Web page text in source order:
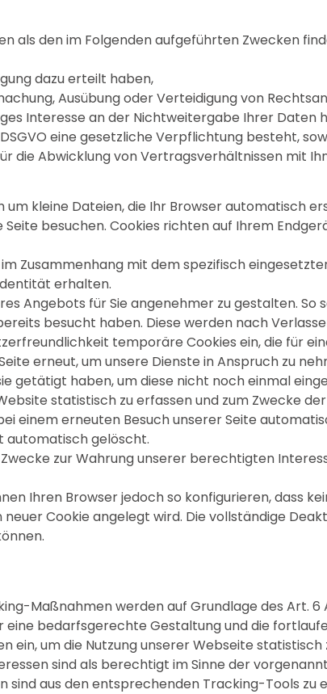
als den im Folgenden aufgeführten Zwecken
dazu erteilt haben,
Ausübung oder Verteidigung von
Interesse an der Nichtweitergabe Ihrer Daten
eine gesetzliche Verpflichtung besteht,
für die Abwicklung von Vertragsverhältnissen mit
um kleine Dateien, die Ihr Browser automatisch
besuchen. Cookies richten auf Ihrem
Zusammenhang mit dem spezifisch
erhalten.
Angebots für Sie angenehmer zu gestalten.
besucht haben. Diese werden nach
temporäre Cookies ein, die für
erneut, um unsere Dienste in Anspruch zu
getätigt haben, um diese nicht noch einmal
statistisch zu erfassen und zum Zwecke
einem erneuten Besuch unserer Seite
automatisch gelöscht.
zur Wahrung unserer berechtigten
Ihren Browser jedoch so konfigurieren, dass
Cookie angelegt wird. Die vollständige
Maßnahmen werden auf Grundlage des Art. 6
bedarfsgerechte Gestaltung und die
um die Nutzung unserer Webseite
sind als berechtigt im Sinne der
aus den entsprechenden Tracking-Tools zu